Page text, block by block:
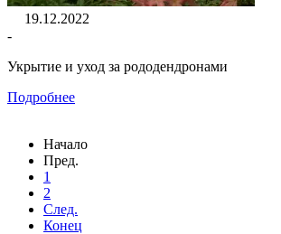
19.12.2022
-
Укрытие и уход за рододендронами
Подробнее
Начало
Пред.
1
2
След.
Конец